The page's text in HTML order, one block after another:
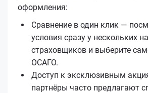
оформления:
Сравнение в один клик —
условия сразу у нескольких
страховщиков и выберите
ОСАГО.
Доступ к эксклюзивным
партнёры часто предлагают